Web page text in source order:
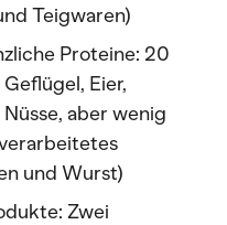
Teigwaren)
Proteine: 20
Eier,
aber wenig
und Wurst)
Zwei